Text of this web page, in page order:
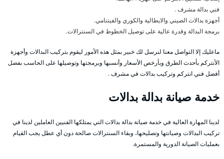
فني بدالة مشرف .
أجهزة بدالات الصيني والايطالية والكوري والفيتنامي.
برمجة البدالة وقدرة عالية على توصيل الخطوط في السنترالات.
ماعليك إلا التواصل معنا لنرسل لك خبير بمثل هذه الأمور ليقوم بتركيب البدالات وأجهزة
الأنتركم بأحدث الطرق وبأرخص الأسعار وأنسبها وبرمجتها وتوصيلها على الحاسب بفضل
أفضل فني انتركم وتركيب بدالات في مشرف .
خدمة صيانة بدالة بدالات
لدينا المهارة العالية في خدمة صيانة بدالة بدالات التي يمتلكها الفنيين العاملين لدينا في
تركيب البدالات وصيانتها وتصليحها، وبقاء السنترالات صالحة دون أي عطل يجب القيام
بعمليات الصيانة الدورية والمستمرة.